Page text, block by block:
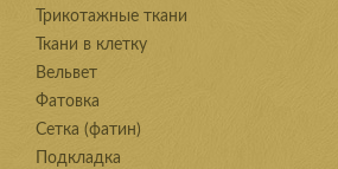
Трикотажные ткани
Ткани в клетку
Вельвет
Фатовка
Сетка (фатин)
Подкладка